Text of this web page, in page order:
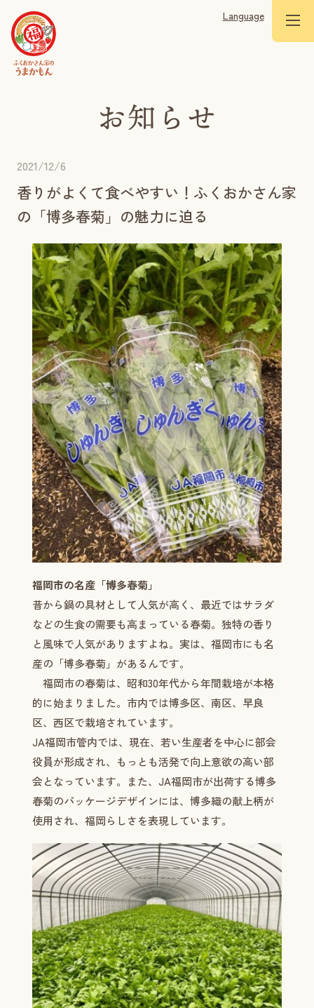
Language
2021/12/6
香りがよくて食べやすい！ふくおかさん家
の「博多春菊」の魅力に迫る
福岡市の名産「博多春菊」
昔から鍋の具材として人気が高く、最近ではサラダ
などの生食の需要も高まっている春菊。独特の香り
と風味で人気がありますよね。実は、福岡市にも名
産の「博多春菊」があるんです。
福岡市の春菊は、昭和30年代から年間栽培が本格
的に始まりました。市内では博多区、南区、早良
区、西区で栽培されています。
JA福岡市管内では、現在、若い生産者を中心に部会
役員が形成され、もっとも活発で向上意欲の高い部
会となっています。また、JA福岡市が出荷する博多
春菊のパッケージデザインには、博多織の献上柄が
使用され、福岡らしさを表現しています。